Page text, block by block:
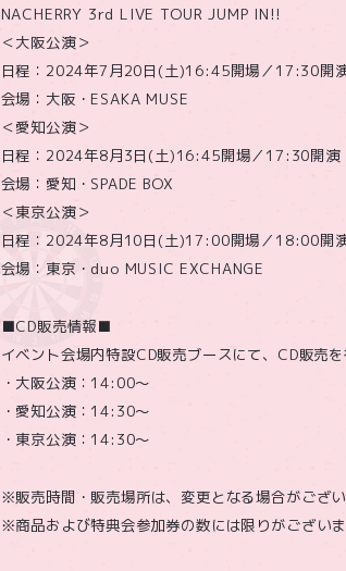
NACHERRY 3rd LIVE TOUR JUMP IN!!
＜大阪公演＞
日程：2024年7月20日(土)16:45開場／17:30開
会場：大阪・ESAKA MUSE
＜愛知公演＞
日程：2024年8月3日(土)16:45開場／17:30開演
会場：愛知・SPADE BOX
＜東京公演＞
日程：2024年8月10日(土)17:00開場／18:00開
会場：東京・duo MUSIC EXCHANGE
■CD販売情報■
イベント会場内特設CD販売ブースにて、CD販売を
・大阪公演：14:00～
・愛知公演：14:30～
・東京公演：14:30～
※販売時間・販売場所は、変更となる場合がござ
※商品および特典会参加券の数には限りがござい